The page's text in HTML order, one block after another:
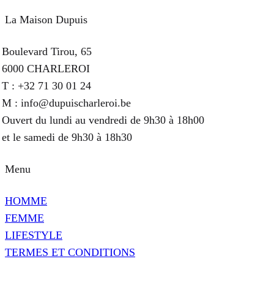
La Maison Dupuis
Boulevard Tirou, 65
6000 CHARLEROI
T : +32 71 30 01 24
M : info@dupuischarleroi.be
Ouvert du lundi au vendredi de 9h30 à 18h00
et le samedi de 9h30 à 18h30
Menu
HOMME
FEMME
LIFESTYLE
TERMES ET CONDITIONS